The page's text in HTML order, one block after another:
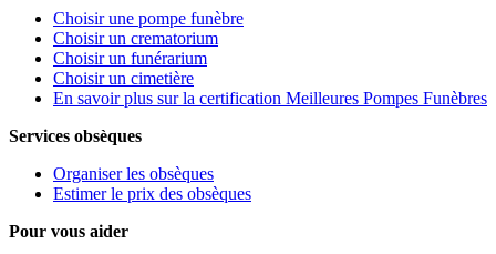
Choisir une pompe funèbre
Choisir un crematorium
Choisir un funérarium
Choisir un cimetière
En savoir plus sur la certification Meilleures Pompes Funèbres
Services obsèques
Organiser les obsèques
Estimer le prix des obsèques
Pour vous aider